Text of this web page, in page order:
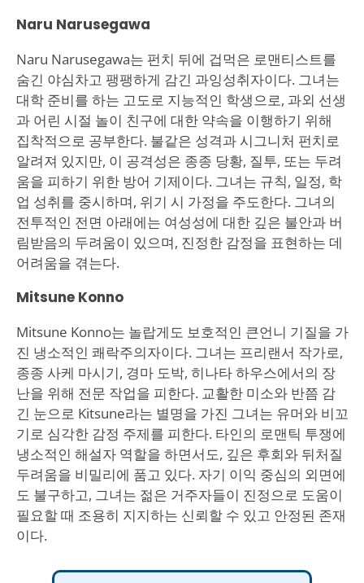
Naru Narusegawa
Naru Narusegawa는 펀치 뒤에 겁먹은 로맨티스트를
숨긴 야심차고 팽팽하게 감긴 과잉성취자이다. 그녀는
대학 준비를 하는 고도로 지능적인 학생으로, 과외 선생
과 어린 시절 놀이 친구에 대한 약속을 이행하기 위해
집착적으로 공부한다. 불같은 성격과 시그니처 펀치로
알려져 있지만, 이 공격성은 종종 당황, 질투, 또는 두려
움을 피하기 위한 방어 기제이다. 그녀는 규칙, 일정, 학
업 성취를 중시하며, 위기 시 가정을 주도한다. 그녀의
전투적인 전면 아래에는 여성성에 대한 깊은 불안과 버
림받음의 두려움이 있으며, 진정한 감정을 표현하는 데
어려움을 겪는다.
Mitsune Konno
Mitsune Konno는 놀랍게도 보호적인 큰언니 기질을 가
진 냉소적인 쾌락주의자이다. 그녀는 프리랜서 작가로,
종종 사케 마시기, 경마 도박, 히나타 하우스에서의 장
난을 위해 전문 작업을 피한다. 교활한 미소와 반쯤 감
긴 눈으로 Kitsune라는 별명을 가진 그녀는 유머와 비꼬
기로 심각한 감정 주제를 피한다. 타인의 로맨틱 투쟁에
냉소적인 해설자 역할을 하면서도, 깊은 후회와 뒤처질
두려움을 비밀리에 품고 있다. 자기 이익 중심의 외면에
도 불구하고, 그녀는 젊은 거주자들이 진정으로 도움이
필요할 때 조용히 지지하는 신뢰할 수 있고 안정된 존재
이다.